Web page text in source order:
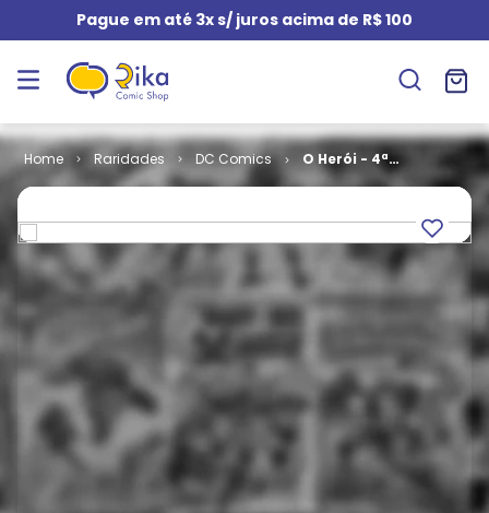
Pague em até 3x s/ juros acima de R$ 100
Raridades DC Comics
O Herói - 4ª
Série # 15 -